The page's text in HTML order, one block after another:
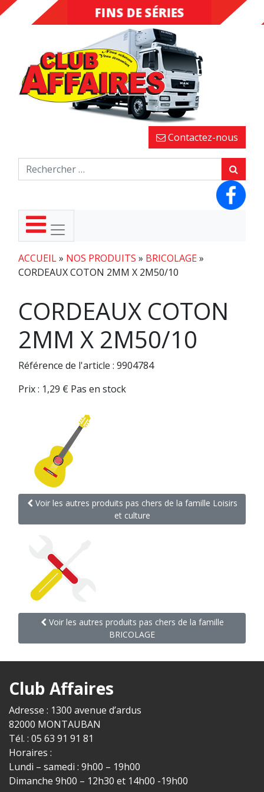
DESTOCKAGE
FINS DE SÉRIES
Contactez-nous
ACCUEIL» NOS PRODUITS » BRICOLAGE»
CORDEAUX COTON 2MM X 2M50/10
CORDEAUX COTON
2MM X 2M50/10
Référence de l'article : 9904784
Prix : 1,29 € Pas en stock
Voir les autres produits pas chers de la famille Loisirs
et culture
Voir les autres produits pas chers de la famille
BRICOLAGE
Club Affaires
Adresse : 1300 avenue d’ardus
82000 MONTAUBAN
Tél. : 05 63 91 91 81
Horaires :
Lundi – samedi : 9h00 – 19h00
Dimanche 9h00 – 12h30 et 14h00 -19h00